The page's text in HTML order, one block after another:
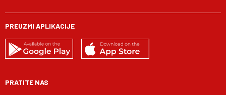
PREUZMI APLIKACIJE
PRATITE NAS